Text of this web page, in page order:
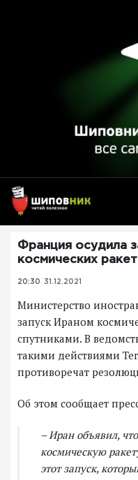
Франция осудила
космических ракет
20:30 31.12.2021
Министерство
запуск Ираном
спутниками. В
такими действиями
противоречат
Об этом сообщает
– Иран объявил,
космическую
этот запуск,